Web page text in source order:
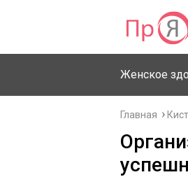
Женское
Главная